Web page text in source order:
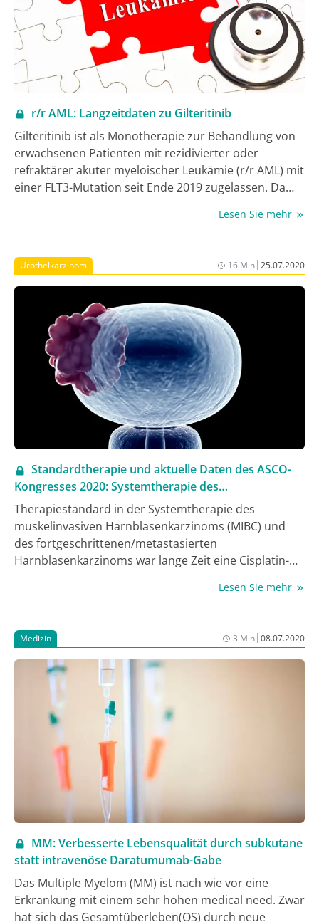
r/r AML: Langzeitdaten zu Gilteritinib
Gilteritinib ist als Monotherapie zur Behandlung von
erwachsenen Patienten mit rezidivierter oder
refraktärer akuter myeloischer Leukämie (r/r AML) mit
einer FLT3-Mutation seit Ende 2019 zugelassen. Da
einen signifikanten Überlebensvorteil bietet,
Zusatznutzen. Auf dem diesjährigen ASCO und EHA
wurden die aktualisierten Daten mit einer
verlängerten Nachbeobachtungszeit von 29,2
Monaten präsentiert.
Lesen Sie mehr
Urothelkarzinom 16 Min|25.07.2020
Standardtherapie und aktuelle Daten des ASCO-
Kongresses 2020: Systemtherapie des
Harnblasenkarzinoms
Therapiestandard in der Systemtherapie des
muskelinvasiven Harnblasenkarzinoms (MIBC) und
des fortgeschrittenen/metastasierten
Harnblasenkarzinoms war lange Zeit eine Cisplatin-
konnten sich Immuncheckpoint-Inhibitoren (CI) als
Patienten und in der Therapiesequenz etablieren. Auf
dem diesjährigen ASCO-Kongress wurden die
aktuellen Studiendaten und neue Therapieansätze
präsentiert, die künftig die Therapie des
Harnblasenkarzinoms maßgeblich beeinflussen
könnten.
Lesen Sie mehr
Medizin 3 Min|08.07.2020
MM: Verbesserte Lebensqualität durch subkutane
statt intravenöse Daratumumab-Gabe
Das Multiple Myelom (MM) ist nach wie vor eine
Erkrankung mit einem sehr hohen medical need. Zwar
hat sich das Gesamtüberleben(OS) durch neue